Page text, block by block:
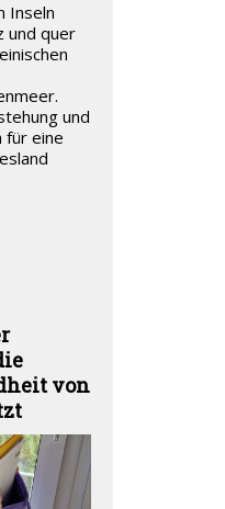
Inseln
und quer
und
für eine
von